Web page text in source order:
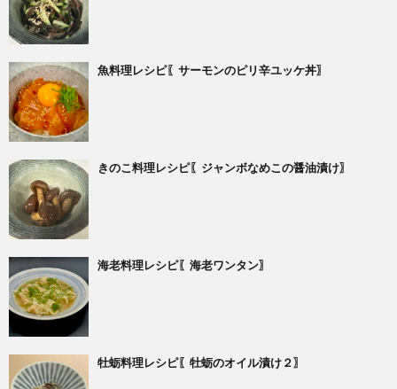
魚料理レシピ〖サーモンのピリ辛ユッケ丼〗
きのこ料理レシピ〖ジャンボなめこの醤油漬け〗
海老料理レシピ〖海老ワンタン〗
牡蛎料理レシピ〖牡蛎のオイル漬け２〗